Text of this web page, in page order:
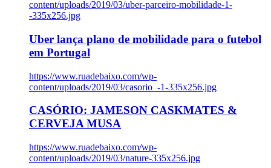
content/uploads/2019/03/uber-parceiro-mobilidade-1-
-335x256.jpg
Uber lança plano de mobilidade para o futebol
em Portugal
https://www.ruadebaixo.com/wp-
content/uploads/2019/03/casorio_-1-335x256.jpg
CASÓRIO: JAMESON CASKMATES &
CERVEJA MUSA
https://www.ruadebaixo.com/wp-
content/uploads/2019/03/nature-335x256.jpg